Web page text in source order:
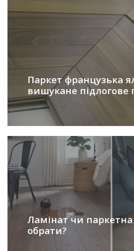
Паркет французька
вишукане підлогове
Ламінат чи
обрати?